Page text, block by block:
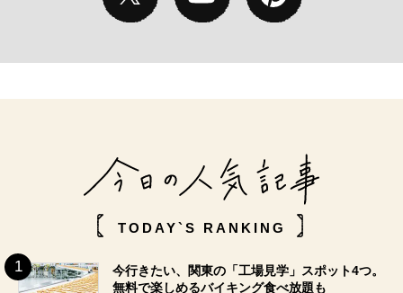
TODAY`S RANKING
今行きたい、関東の「工場見学」スポット4つ。
無料で楽しめるバイキング食べ放題も